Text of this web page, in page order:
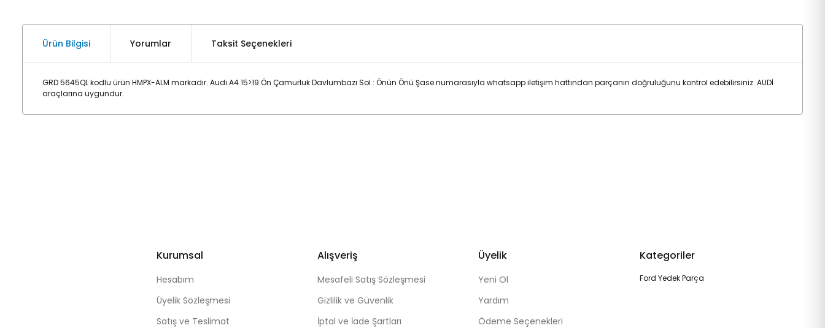
Ürün Bilgisi Yorumlar Taksit Seçenekleri
GRD 5645QL kodlu ürün HMPX-ALM markadır. Audi A4 15>19 Ön Çamurluk Davlumbazı Sol : Önün Önü Şase numarasıyla whatsapp iletişim hattından parçanın doğruluğunu kontrol edebilirsiniz. AUDİ
araçlarına uygundur.
Kurumsal
Hesabım
Üyelik Sözleşmesi
Satış ve Teslimat
Alışveriş
Mesafeli Satış Sözleşmesi
Gizlilik ve Güvenlik
İptal ve İade Şartları
Üyelik
Yeni Ol
Yardım
Ödeme Seçenekleri
Kategoriler
Ford Yedek Parça